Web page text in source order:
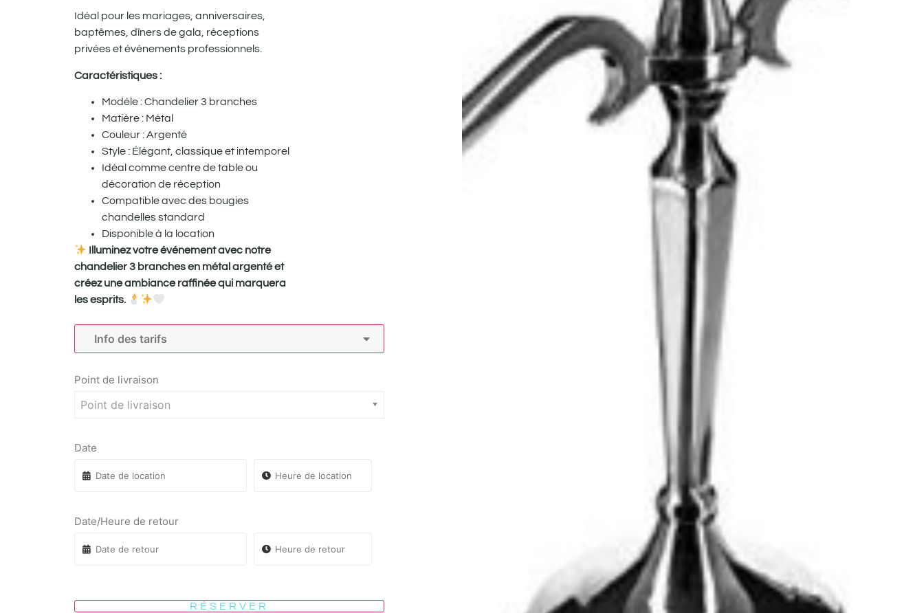
Idéal pour les mariages, anniversaires,
baptêmes, dîners de gala, réceptions
privées et événements professionnels.
Caractéristiques :
Modèle : Chandelier 3 branches
Matière : Métal
Couleur : Argenté
Style : Élégant, classique et intemporel
Idéal comme centre de table ou
décoration de réception
Compatible avec des bougies
chandelles standard
Disponible à la location
Illuminez votre événement avec notre
chandelier 3 branches en métal argenté et
créez une ambiance raffinée qui marquera
les esprits.
Info des tarifs
Point de livraison
Point de livraison
Date
Date/Heure de retour
RÉSERVER